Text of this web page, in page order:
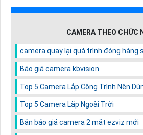
CAMERA THEO CHỨC
camera quay lại quá trình đóng hàng
Báo giá camera kbvision
Top 5 Camera Lắp Công Trình Nên
Top 5 Camera Lắp Ngoài Trời
Bản báo giá camera 2 mắt ezviz mới